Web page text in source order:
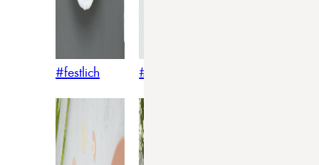
#festlich #traditionell